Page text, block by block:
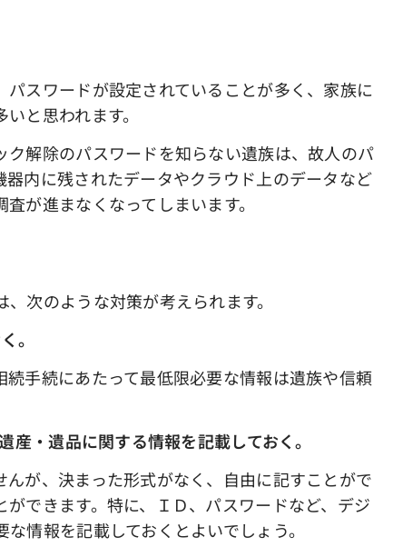
スワードが設定されていることが多く、家族に
と思われます。
解除のパスワードを知らない遺族は、故人のパ
内に残されたデータやクラウド上のデータなど
が進まなくなってしまいます。
次のような対策が考えられます。
。
手続にあたって最低限必要な情報は遺族や信頼
産・遺品に関する情報を記載しておく。
が、決まった形式がなく、自由に記すことがで
できます。特に、ＩＤ、パスワードなど、デジ
情報を記載しておくとよいでしょう。